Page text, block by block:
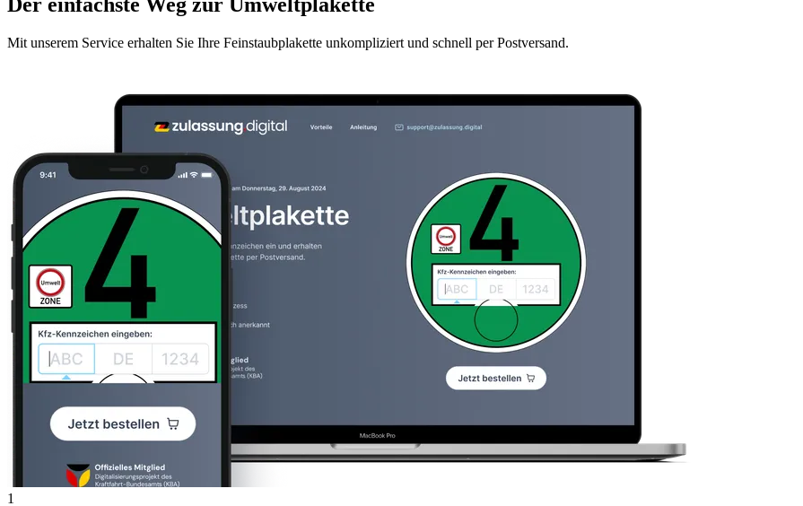
Mit unserem Service erhalten Sie Ihre Feinstaubplakette unkompliziert und schnell per Postversand.
1